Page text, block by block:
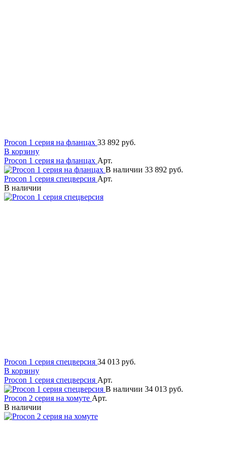
Procon 1 серия на фланцах 33 892 руб.
В корзину
Procon 1 серия на фланцах Арт.
В наличии 33 892 руб.
Procon 1 серия спецверсия Арт.
В наличии
Procon 1 серия спецверсия 34 013 руб.
В корзину
Procon 1 серия спецверсия Арт.
В наличии 34 013 руб.
Procon 2 серия на хомуте Арт.
В наличии